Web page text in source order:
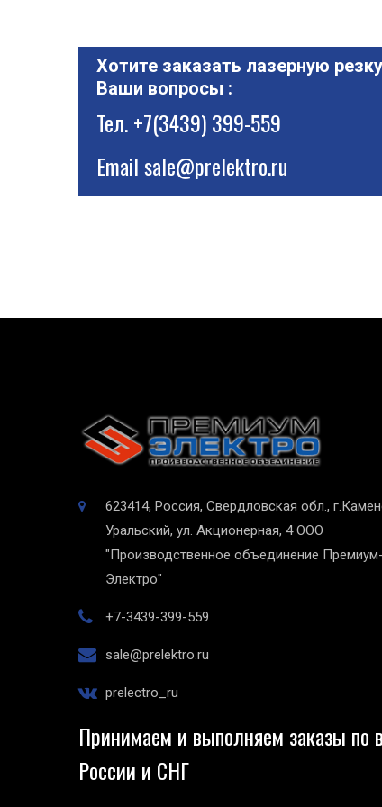
Хотите заказать лазерную
Ваши вопросы :
Тел.+7(3439) 399-559
Emailsale@prelektro.ru
623414, Россия, Свердловская обл.,
Уральский, ул. Акционерная, 4 ООО
"Производственное объединение Премиум-
Электро"
+7-3439-399-559
sale@prelektro.ru
prelectro_ru
Принимаем и выполняем заказы по
России и СНГ